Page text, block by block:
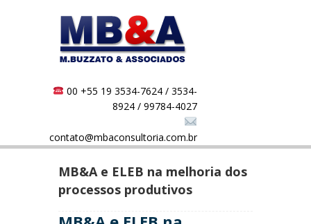
00 +55 19 3534-7624 / 3534-
8924 / 99784-4027
contato@mbaconsultoria.com.br
MB&A e ELEB na melhoria dos
processos produtivos